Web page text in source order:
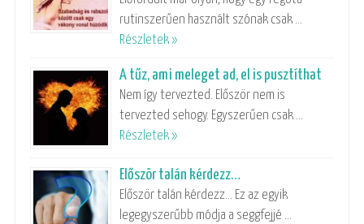
rutinszerűen használt szónak csak …
Részletek »
A tűz, ami meleget ad, el is pusztíthat
Nem így tervezted. Először nem is
tervezted sehogy. Egyszerűen csak …
Részletek »
Először talán kérdezz…
Először talán kérdezz… Ez az egyik
legegyszerűbb módja a seggfejjé …